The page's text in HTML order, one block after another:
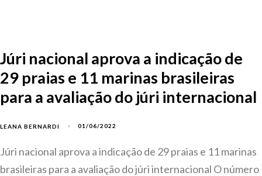
Júri nacional aprova a indicação de
29 praias e 11 marinas brasileiras
para a avaliação do júri internacional
LEANA BERNARDI 01/06/2022
Júri nacional aprova a indicação de 29 praias e 11 marinas
brasileiras para a avaliação do júri internacional O número